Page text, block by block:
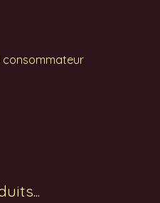
consommateur